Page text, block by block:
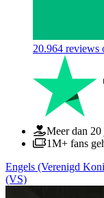
20.964 reviews
Meer dan
1M+ fans
Engels (Verenigd
(VS)